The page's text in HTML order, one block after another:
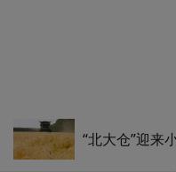
“北大仓”迎来